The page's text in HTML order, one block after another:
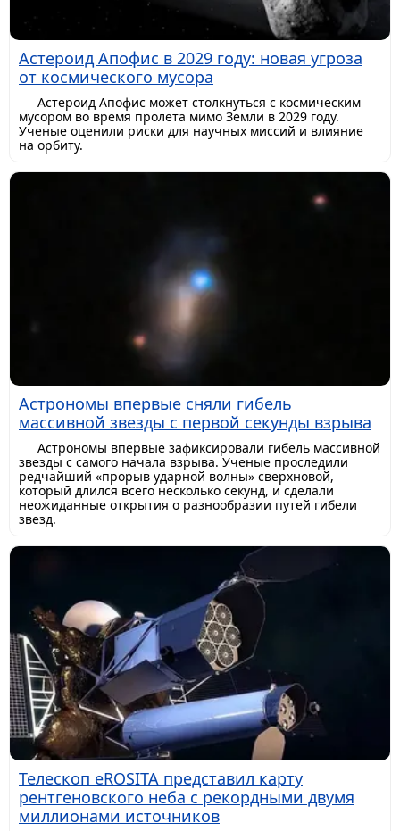
Астероид Апофис в 2029 году: новая угроза
от космического мусора
Астероид Апофис может столкнуться с космическим
мусором во время пролета мимо Земли в 2029 году.
Ученые оценили риски для научных миссий и влияние
на орбиту.
Астрономы впервые сняли гибель
массивной звезды с первой секунды взрыва
Астрономы впервые зафиксировали гибель массивной
звезды с самого начала взрыва. Ученые проследили
редчайший «прорыв ударной волны» сверхновой,
который длился всего несколько секунд, и сделали
неожиданные открытия о разнообразии путей гибели
звезд.
Телескоп eROSITA представил карту
рентгеновского неба с рекордными двумя
миллионами источников